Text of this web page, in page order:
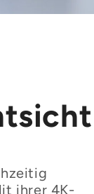
ihrer 4K-